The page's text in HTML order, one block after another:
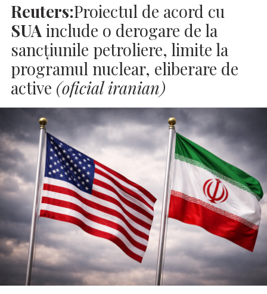
Reuters:Proiectul de acord cu
SUA include o derogare de la
sancţiunile petroliere, limite la
programul nuclear, eliberare de
active (oficial iranian)